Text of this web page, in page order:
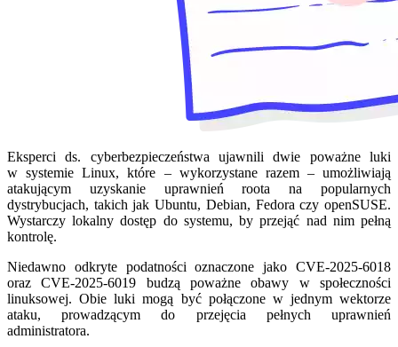
Eksperci ds. cyberbezpieczeństwa ujawnili dwie poważne luki
w systemie Linux, które – wykorzystane razem – umożliwiają
atakującym uzyskanie uprawnień roota na popularnych
dystrybucjach, takich jak Ubuntu, Debian, Fedora czy openSUSE.
Wystarczy lokalny dostęp do systemu, by przejąć nad nim pełną
kontrolę.
Niedawno odkryte podatności oznaczone jako CVE-2025-6018
oraz CVE-2025-6019 budzą poważne obawy w społeczności
linuksowej. Obie luki mogą być połączone w jednym wektorze
ataku, prowadzącym do przejęcia pełnych uprawnień
administratora.